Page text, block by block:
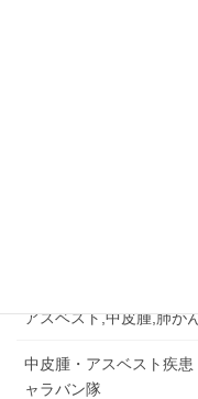
アスベスト,中皮腫,肺が
中皮腫・アスベスト疾
ャラバン隊